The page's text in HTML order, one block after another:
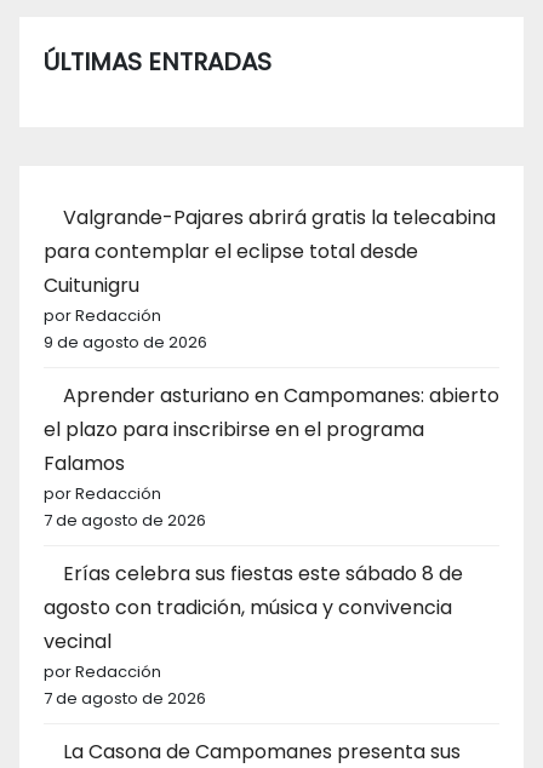
ÚLTIMAS ENTRADAS
Valgrande-Pajares abrirá gratis la telecabina
para contemplar el eclipse total desde
Cuitunigru
por Redacción
9 de agosto de 2026
Aprender asturiano en Campomanes: abierto
el plazo para inscribirse en el programa
Falamos
por Redacción
7 de agosto de 2026
Erías celebra sus fiestas este sábado 8 de
agosto con tradición, música y convivencia
vecinal
por Redacción
7 de agosto de 2026
La Casona de Campomanes presenta sus